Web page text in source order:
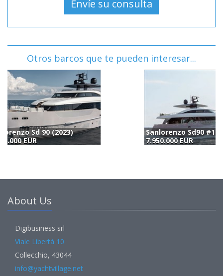
Otros barcos que te pueden interesar...
Sanlorenzo Sd90 #119 (2023)
7.950.000 EUR
About Us
Digibusiness srl
Viale Libertà 10
Collecchio, 43044
info@yachtvillage.net